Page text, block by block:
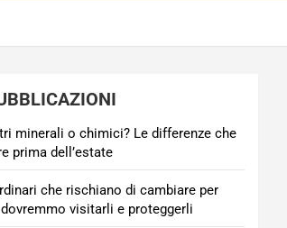
minerali o chimici? Le differenze che
prima dell’estate
che rischiano di cambiare per
visitarli e proteggerli